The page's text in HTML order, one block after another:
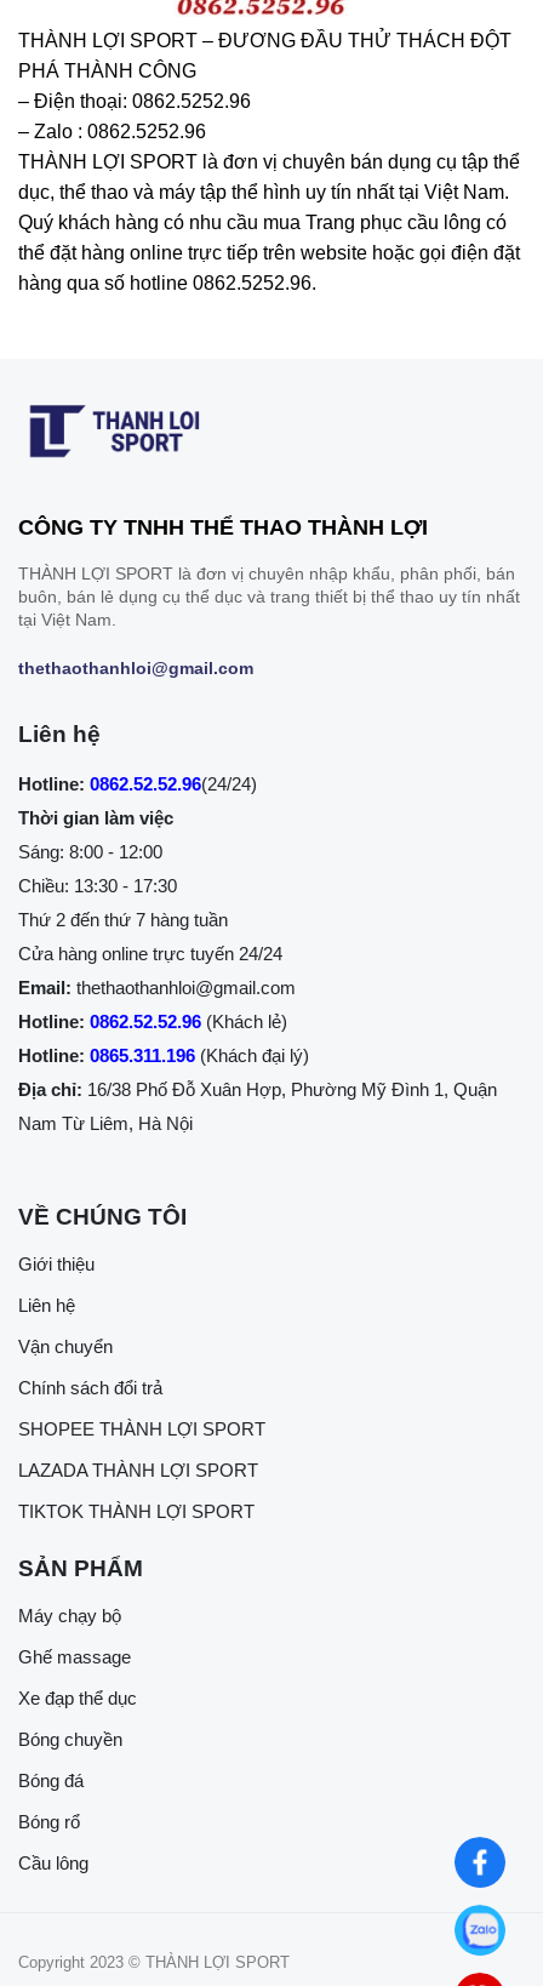
THÀNH LỢI SPORT – ĐƯƠNG ĐẦU THỬ THÁCH ĐỘT
PHÁ THÀNH CÔNG
– Điện thoại: 0862.5252.96
– Zalo : 0862.5252.96
THÀNH LỢI SPORT là đơn vị chuyên bán dụng cụ tập thể
dục, thể thao và máy tập thể hình uy tín nhất tại Việt Nam.
Quý khách hàng có nhu cầu mua Trang phục cầu lông có
thể đặt hàng online trực tiếp trên website hoặc gọi điện đặt
hàng qua số hotline 0862.5252.96.
CÔNG TY TNHH THỂ THAO THÀNH LỢI
THÀNH LỢI SPORT là đơn vị chuyên nhập khẩu, phân phối, bán
buôn, bán lẻ dụng cụ thể dục và trang thiết bị thể thao uy tín nhất
tại Việt Nam.
thethaothanhloi@gmail.com
Liên hệ
Hotline: 0862.52.52.96(24/24)
Thời gian làm việc
Sáng: 8:00 - 12:00
Chiều: 13:30 - 17:30
Thứ 2 đến thứ 7 hàng tuần
Cửa hàng online trực tuyến 24/24
Email: thethaothanhloi@gmail.com
Hotline: 0862.52.52.96 (Khách lẻ)
Hotline: 0865.311.196 (Khách đại lý)
Địa chỉ: 16/38 Phố Đỗ Xuân Hợp, Phường Mỹ Đình 1, Quận
Nam Từ Liêm, Hà Nội
VỀ CHÚNG TÔI
Giới thiệu
Liên hệ
Vận chuyển
Chính sách đổi trả
SHOPEE THÀNH LỢI SPORT
LAZADA THÀNH LỢI SPORT
TIKTOK THÀNH LỢI SPORT
SẢN PHẨM
Máy chạy bộ
Ghế massage
Xe đạp thể dục
Bóng chuyền
Bóng đá
Bóng rổ
Cầu lông
Copyright 2023 © THÀNH LỢI SPORT